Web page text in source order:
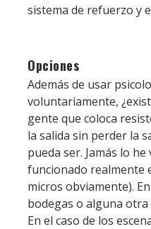
sistema de refuerzo y
Opciones
Además de usar
voluntariamente,
gente que coloca
la salida sin perder la
pueda ser. Jamás lo
funcionado realmente
micros obviamente).
bodegas o alguna otra
En el caso de los